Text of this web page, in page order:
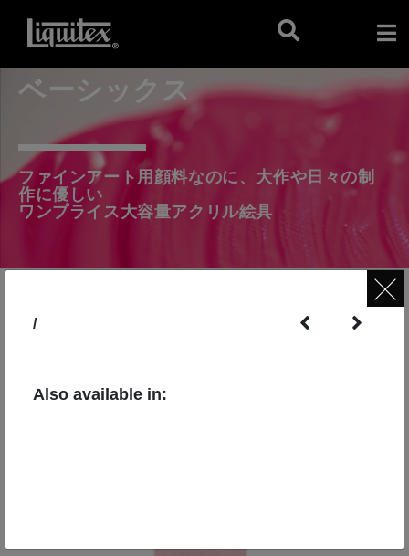
ベーシックス
ファインアート用顔料なのに、大作や日々の制
作に優しい
ワンプライス大容量アクリル絵具
/
Also available in: